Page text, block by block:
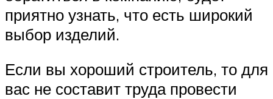
приятно узнать, что есть широкий
выбор изделий.
Если вы хороший строитель, то для
вас не составит труда провести